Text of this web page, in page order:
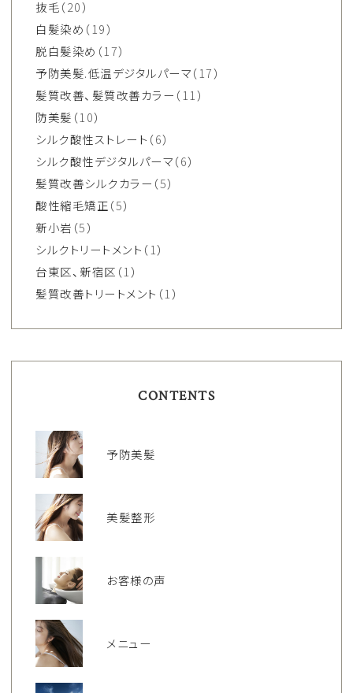
抜毛（20）
白髪染め （19）
脱白髪染め （17）
予防美髪.低温デジタルパーマ（17）
髪質改善、髪質改善カラー （11）
防美髪 （10）
シルク酸性ストレート （6）
シルク酸性デジタルパーマ（6）
髪質改善シルクカラー （5）
酸性縮毛矯正（5）
新小岩 （5）
シルクトリートメント （1）
台東区、新宿区 （1）
髪質改善トリートメント （1）
CONTENTS
予防美髪
美髪整形
お客様の声
メニュー